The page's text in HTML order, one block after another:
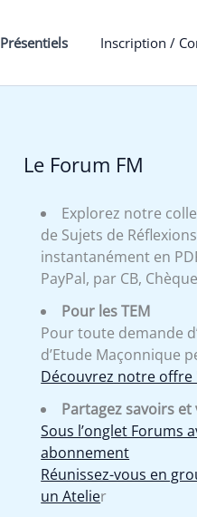
Présentiels Inscription /
Le Forum FM
Explorez notre
de Sujets de
instantanément en
PayPal, par CB,
Pour les TEM
Pour toute demande
d’Etude Maçonnique
Découvrez notre offre
Partagez savoirs et
Sous l’onglet Forums
abonnement
Réunissez-vous en
un Atelier